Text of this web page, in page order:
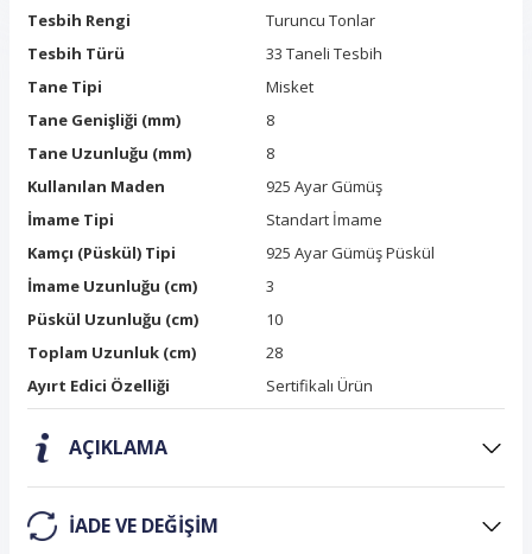
Tesbih Rengi
Turuncu Tonlar
Tesbih Türü
33 Taneli Tesbih
Tane Tipi
Misket
Tane Genişliği (mm)
8
Tane Uzunluğu (mm)
8
Kullanılan Maden
925 Ayar Gümüş
İmame Tipi
Standart İmame
Kamçı (Püskül) Tipi
925 Ayar Gümüş Püskül
İmame Uzunluğu (cm)
3
Püskül Uzunluğu (cm)
10
Toplam Uzunluk (cm)
28
Ayırt Edici Özelliği
Sertifikalı Ürün
AÇIKLAMA
IADE VE DEĞIŞIM